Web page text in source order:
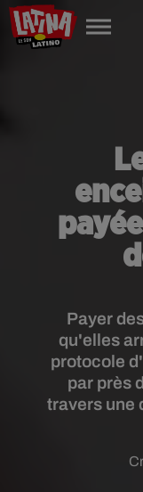
Payer
qu'elles
protocole
par près
travers une